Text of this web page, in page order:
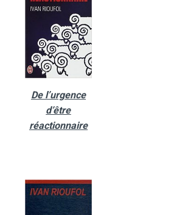
De l’urgence
d’être
réactionnaire